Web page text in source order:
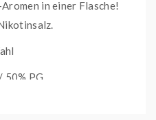
in einer Flasche!
50% PG